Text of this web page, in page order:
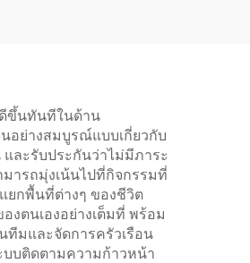
ดีขึ้นทันทีในด้าน
อย่างสมบูรณ์แบบเกี่ยวกับ
ละรับประกันว่าไม่มีภาระ
ารถมุ่งเน้นไปที่กิจกรรมที่
ยกพื้นที่ต่างๆ ของชีวิต
งตนเองอย่างเต็มที่ พร้อม
ทีมและจัดการครัวเรือน
บบติดตามความก้าวหน้า